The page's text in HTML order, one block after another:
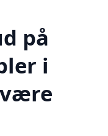
på
i